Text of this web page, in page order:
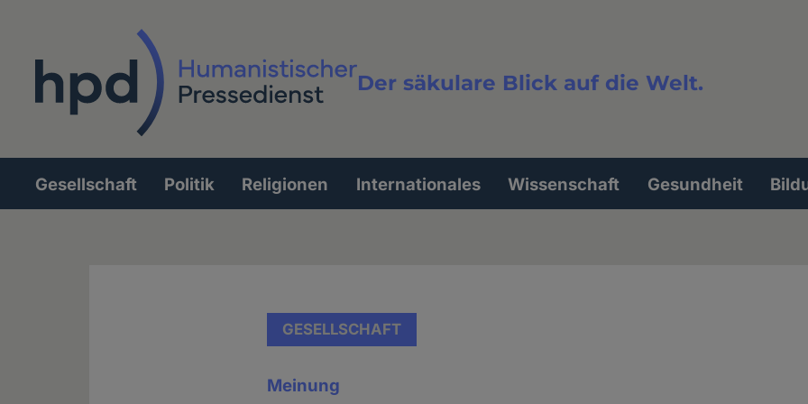
Der säkulare Blick auf die Welt.
Volltextsuche
Hauptnavigation
Gesellschaft Politik Religionen Internationales Wissenschaft Gesundheit
GESELLSCHAFT
Meinung